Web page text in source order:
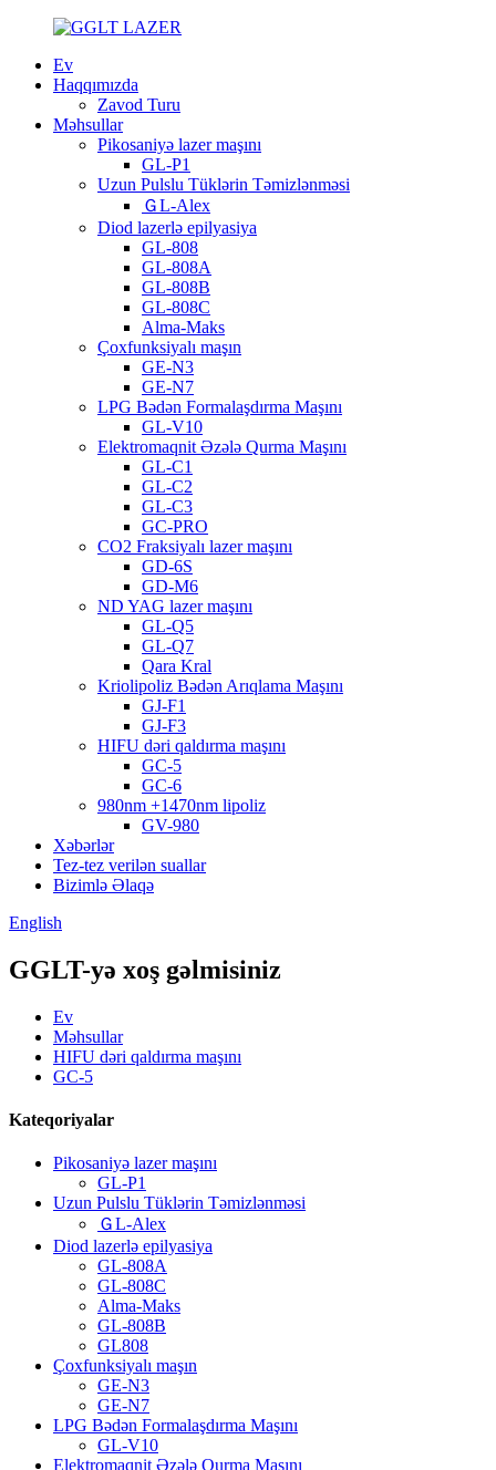
Ev
Haqqımızda
Zavod Turu
Məhsullar
Pikosaniyə lazer maşını
GL-P1
Uzun Pulslu Tüklərin Təmizlənməsi
ＧL-Alex
Diod lazerlə epilyasiya
GL-808
GL-808A
GL-808B
GL-808C
Alma-Maks
Çoxfunksiyalı maşın
GE-N3
GE-N7
LPG Bədən Formalaşdırma Maşını
GL-V10
Elektromaqnit Əzələ Qurma Maşını
GL-C1
GL-C2
GL-C3
GC-PRO
CO2 Fraksiyalı lazer maşını
GD-6S
GD-M6
ND YAG lazer maşını
GL-Q5
GL-Q7
Qara Kral
Kriolipoliz Bədən Arıqlama Maşını
GJ-F1
GJ-F3
HIFU dəri qaldırma maşını
GC-5
GC-6
980nm +1470nm lipoliz
GV-980
Xəbərlər
Tez-tez verilən suallar
Bizimlə Əlaqə
English
GGLT-yə xoş gəlmisiniz
Ev
Məhsullar
HIFU dəri qaldırma maşını
GC-5
Kateqoriyalar
Pikosaniyə lazer maşını
GL-P1
Uzun Pulslu Tüklərin Təmizlənməsi
ＧL-Alex
Diod lazerlə epilyasiya
GL-808A
GL-808C
Alma-Maks
GL-808B
GL808
Çoxfunksiyalı maşın
GE-N3
GE-N7
LPG Bədən Formalaşdırma Maşını
GL-V10
Elektromaqnit Əzələ Qurma Maşını